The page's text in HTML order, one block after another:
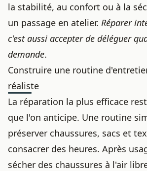
la stabilité, au confort ou à la
un passage en atelier. Réparer
c'est aussi accepter de déléguer
demande.
Construire une routine
réaliste
La réparation la plus efficace
que l'on anticipe. Une routine
préserver chaussures, sacs et
consacrer des heures. Après
sécher des chaussures à l'air